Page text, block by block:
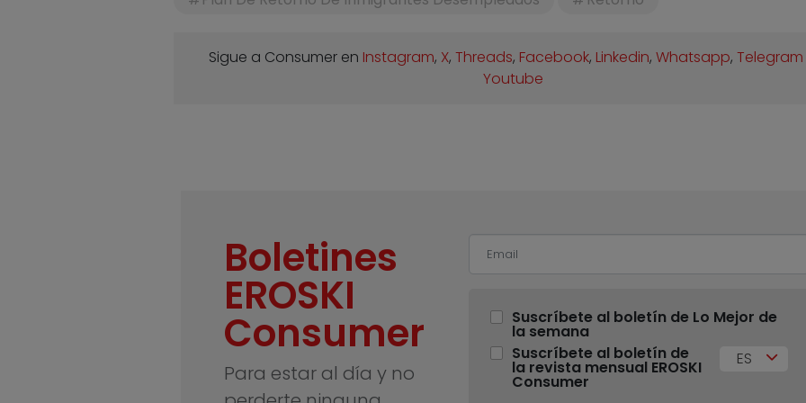
Sigue a Consumer en Instagram, X,Threads, Facebook, Linkedin,Whatsapp,Telegram
Youtube
Boletines
EROSKI
Consumer
Para estar al día y no
Suscríbete al boletín de Lo Mejor de
la semana
Suscríbete al boletín de
la revista mensual EROSKI
Consumer
ES